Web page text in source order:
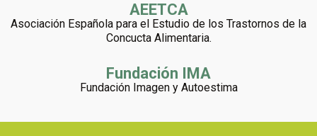
AEETCA
Asociación Española para el Estudio de los Trastornos de la
Concucta Alimentaria.
Fundación IMA
Fundación Imagen y Autoestima